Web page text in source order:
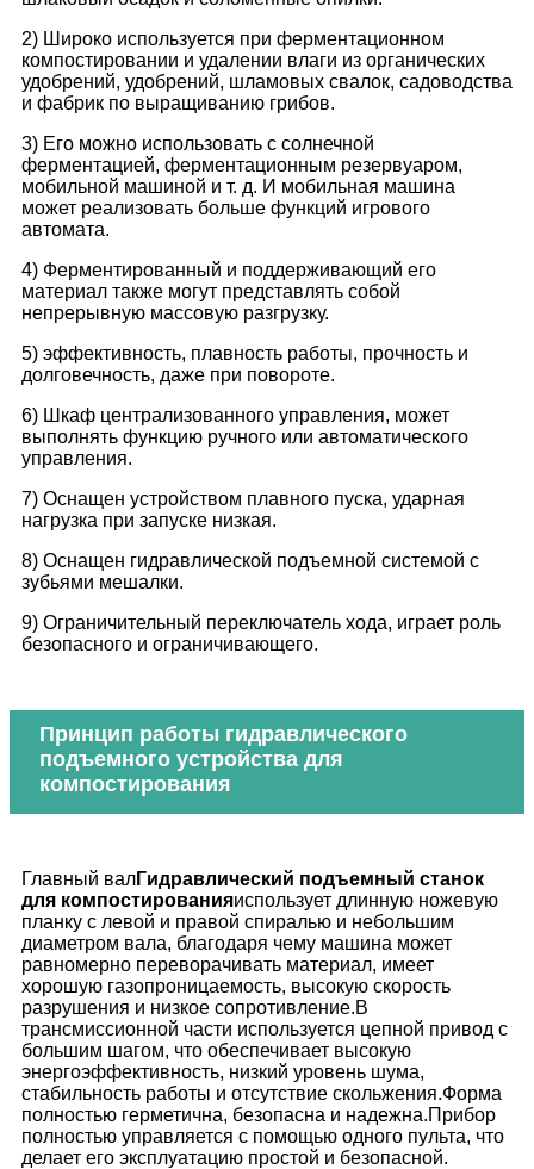
2) Широко используется при ферментационном
компостировании и удалении влаги из органических
удобрений, удобрений, шламовых свалок, садоводства
и фабрик по выращиванию грибов.
3) Его можно использовать с солнечной
ферментацией, ферментационным резервуаром,
мобильной машиной и т. д. И мобильная машина
может реализовать больше функций игрового
автомата.
4) Ферментированный и поддерживающий его
материал также могут представлять собой
непрерывную массовую разгрузку.
5) эффективность, плавность работы, прочность и
долговечность, даже при повороте.
6) Шкаф централизованного управления, может
выполнять функцию ручного или автоматического
управления.
7) Оснащен устройством плавного пуска, ударная
нагрузка при запуске низкая.
8) Оснащен гидравлической подъемной системой с
зубьями мешалки.
9) Ограничительный переключатель хода, играет роль
безопасного и ограничивающего.
Принцип работы гидравлического
подъемного устройства для
компостирования
Главный валГидравлический подъемный станок
для компостированияиспользует длинную ножевую
планку с левой и правой спиралью и небольшим
диаметром вала, благодаря чему машина может
равномерно переворачивать материал, имеет
хорошую газопроницаемость, высокую скорость
разрушения и низкое сопротивление.В
трансмиссионной части используется цепной привод с
большим шагом, что обеспечивает высокую
энергоэффективность, низкий уровень шума,
стабильность работы и отсутствие скольжения.Форма
полностью герметична, безопасна и надежна.Прибор
полностью управляется с помощью одного пульта, что
делает его эксплуатацию простой и безопасной.